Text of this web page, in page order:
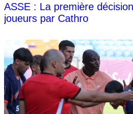
ASSE : La première
joueurs par Cathro